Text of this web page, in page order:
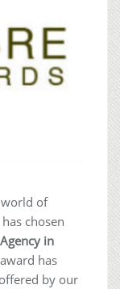
of
chosen
in
has
by our